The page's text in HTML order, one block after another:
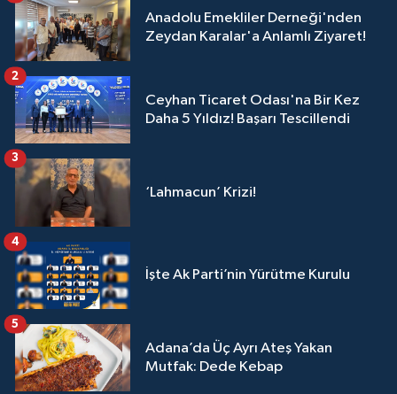
Anadolu Emekliler Derneği'nden
Zeydan Karalar'a Anlamlı Ziyaret!
Ceyhan Ticaret Odası'na Bir Kez
Daha 5 Yıldız! Başarı Tescillendi
2
‘Lahmacun’ Krizi!
3
İşte Ak Parti’nin Yürütme Kurulu
4
Adana’da Üç Ayrı Ateş Yakan
Mutfak: Dede Kebap
5